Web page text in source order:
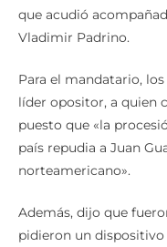
Vladimir Padrino.
líder opositor, a quien
puesto que «la
país repudia a Juan
norteamericano».
pidieron un dispositivo
montado cada 5 de